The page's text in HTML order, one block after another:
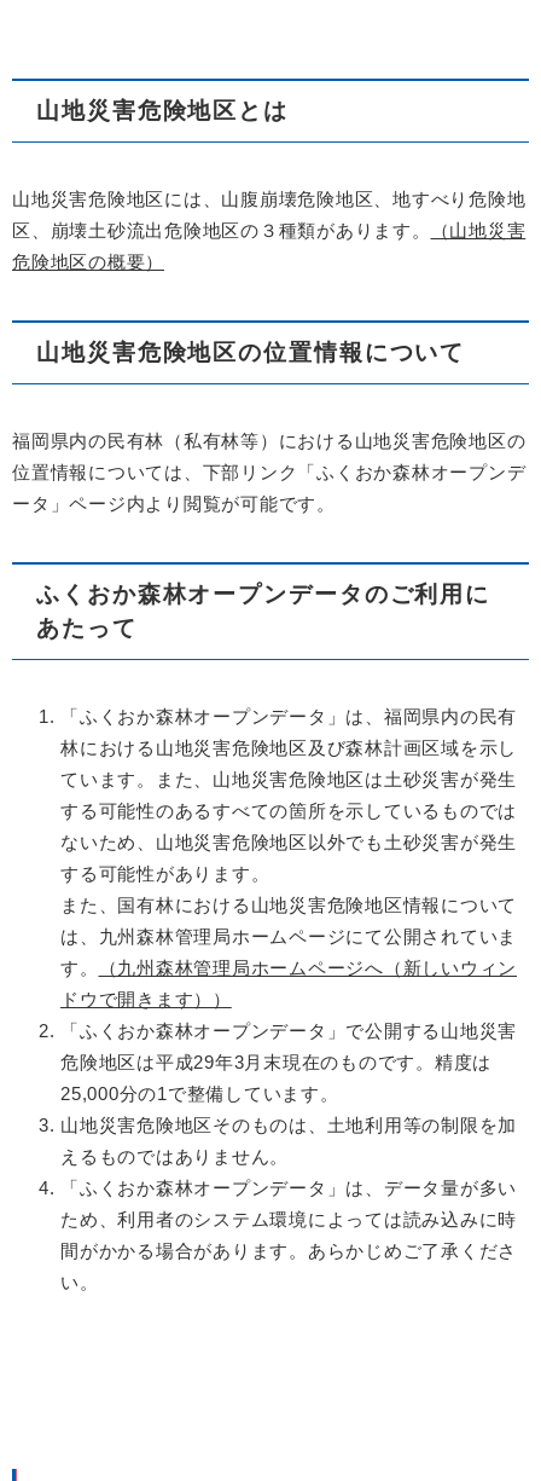
山地災害危険地区とは
山地災害危険地区には、山腹崩壊危険地区、地すべり危険地
区、崩壊土砂流出危険地区の３種類があります。
（山地災害
危険地区の概要）
山地災害危険地区の位置情報について
福岡県内の民有林（私有林等）における山地災害危険地区の
位置情報については、下部リンク「ふくおか森林オープンデ
ータ」ページ内より閲覧が可能です。
ふくおか森林オープンデータのご利用に
あたって
「ふくおか森林オープンデータ」は、福岡県内の民有
林における山地災害危険地区及び森林計画区域を示し
ています。また、山地災害危険地区は土砂災害が発生
する可能性のあるすべての箇所を示しているものでは
ないため、山地災害危険地区以外でも土砂災害が発生
する可能性があります。
また、国有林における山地災害危険地区情報について
は、九州森林管理局ホームページにて公開されていま
す。
（九州森林管理局ホームページへ（新しいウィン
ドウで開きます））
「ふくおか森林オープンデータ」で公開する山地災害
危険地区は平成29年3月末現在のものです。精度は
25,000分の1で整備しています。
山地災害危険地区そのものは、土地利用等の制限を加
えるものではありません。
「ふくおか森林オープンデータ」は、データ量が多い
ため、利用者のシステム環境によっては読み込みに時
間がかかる場合があります。あらかじめご了承くださ
い。